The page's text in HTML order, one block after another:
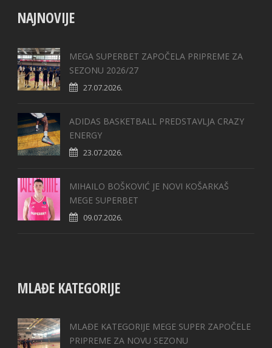
NAJNOVIJE
MEGA SUPERBET ZAPOČELA PRIPREME ZA
SEZONU 2026/27
27.07.2026.
ADIDAS BASKETBALL PREDSTAVLJA CRAZY
ENERGY
23.07.2026.
MIHAILO BOŠKOVIĆ JE NOVI KOŠARKAŠ
MEGE SUPERBET
09.07.2026.
MLAĐE KATEGORIJE
MLAĐE KATEGORIJE MEGE SUPER ZAPOČELE
PRIPREME ZA NOVU SEZONU